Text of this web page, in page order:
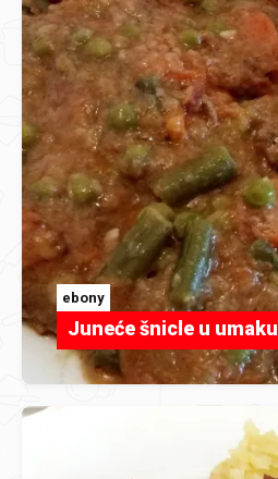
ebony
Juneće šnicle u umaku